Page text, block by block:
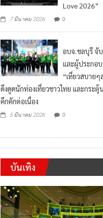
Love 2026”
7 มีนาคม 2026 0
อบจ.ชลบุรี จั
และผู้ประกอ
“เที่ยวสบายๆ
ดึงดูดนักท่องเที่ยวชาวไทย และกระตุ้
คึกคักต่อเนื่อง
5 มีนาคม 2026 0
บันเทิง